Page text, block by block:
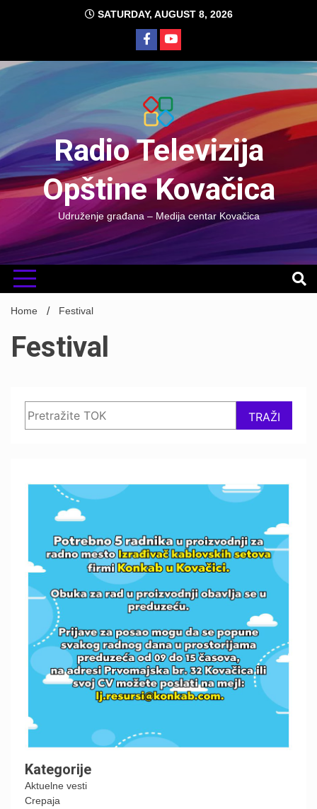
SATURDAY, AUGUST 8, 2026
Radio Televizija
Opštine Kovačica
Udruženje građana – Medija centar Kovačica
Home Festival
Festival
TRAŽI
Kategorije
Aktuelne vesti
Crepaja